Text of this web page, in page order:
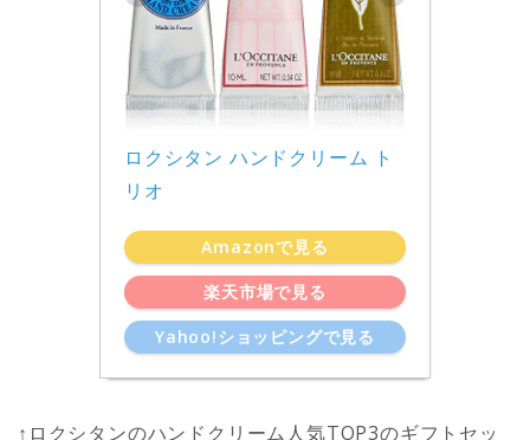
ロクシタン ハンドクリーム ト
リオ
Amazonで見る
楽天市場で見る
Yahoo!ショッピングで見る
↑ロクシタンのハンドクリーム人気TOP3のギフトセッ